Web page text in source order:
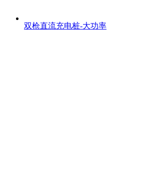
双枪直流充电桩-大功率